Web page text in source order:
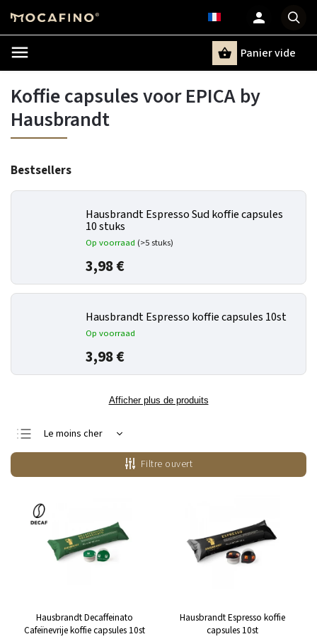
Panier vide
Koffie capsules voor EPICA by
Hausbrandt
Bestsellers
Hausbrandt Espresso Sud koffie capsules
10 stuks
Op voorraad (>5 stuks)
3,98 €
Hausbrandt Espresso koffie capsules 10st
Op voorraad
3,98 €
Afficher plus de produits
Le moins cher
Le plus cher
Bestsellers
Alphabétiquement
Filtre ouvert
Hausbrandt Decaffeinato
Cafeïnevrije koffie capsules 10st
Hausbrandt Espresso koffie
capsules 10st